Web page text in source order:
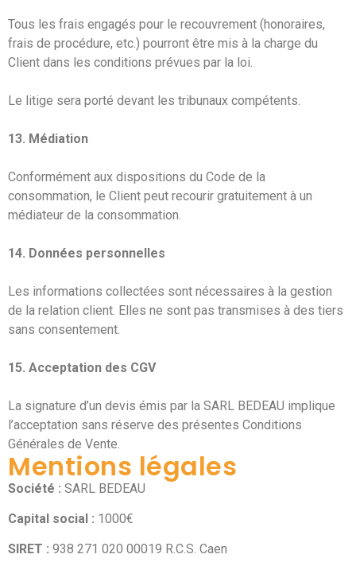
Tous les frais engagés pour le recouvrement (honoraires,
frais de procédure, etc.) pourront être mis à la charge du
Client dans les conditions prévues par la loi.
Le litige sera porté devant les tribunaux compétents.
13. Médiation
Conformément aux dispositions du Code de la
consommation, le Client peut recourir gratuitement à un
médiateur de la consommation.
14. Données personnelles
Les informations collectées sont nécessaires à la gestion
de la relation client. Elles ne sont pas transmises à des tiers
sans consentement.
15. Acceptation des CGV
La signature d’un devis émis par la SARL BEDEAU implique
l’acceptation sans réserve des présentes Conditions
Générales de Vente.
Mentions légales
Société : SARL BEDEAU
Capital social : 1000€
SIRET : 938 271 020 00019 R.C.S. Caen